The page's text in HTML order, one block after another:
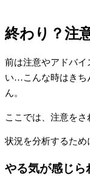
終わり？注
前は注意やアドバ
い…こんな時はきち
ん。
ここでは、注意をさ
状況を分析するため
やる気が感じら